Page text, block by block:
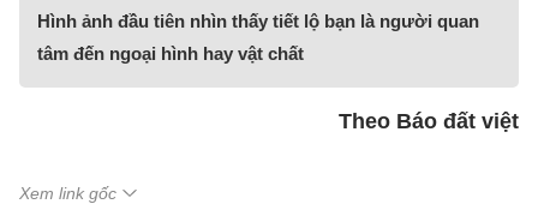
Hình ảnh đầu tiên nhìn thấy tiết lộ bạn là người quan
tâm đến ngoại hình hay vật chất
Theo Báo đất việt
Xem link gốc